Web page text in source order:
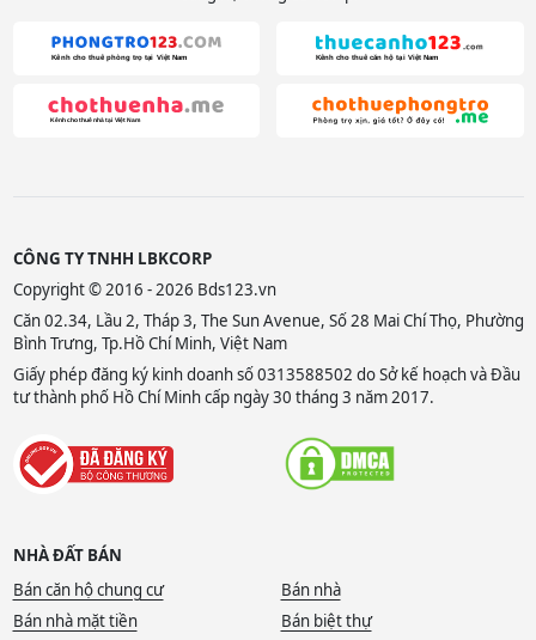
CÔNG TY TNHH LBKCORP
Copyright © 2016 - 2026 Bds123.vn
Căn 02.34, Lầu 2, Tháp 3, The Sun Avenue, Số 28 Mai Chí Thọ, Phường
Bình Trưng, Tp.Hồ Chí Minh, Việt Nam
Giấy phép đăng ký kinh doanh số 0313588502 do Sở kế hoạch và Đầu
tư thành phố Hồ Chí Minh cấp ngày 30 tháng 3 năm 2017.
NHÀ ĐẤT BÁN
Bán căn hộ chung cư
Bán nhà
Bán nhà mặt tiền
Bán biệt thự